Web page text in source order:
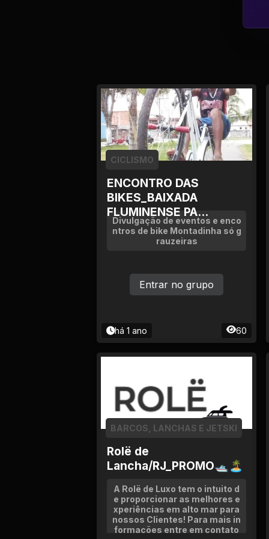
ENCONTRO DAS
BIKES_BAIXADA
FLUMINENSE PA...
CICLISMO
Divulgação de eventos e enco
ntros de bike Montadinha só g
rauzeiras
há 1 ano 60
Entrar no grupo
Rolë de
Lancha/RJ_PROMO🛥🏝
BARCOS, LANCHAS E JETSKI
A Rolë de Luxo tem o intuito d
e proporcionar as melhores e
xperiências em alto mar para
nossos Clientes! Para mais in
formações entre em contato